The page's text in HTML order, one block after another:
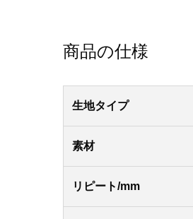
商品の仕様
生地タイプ
素材
リピート/mm